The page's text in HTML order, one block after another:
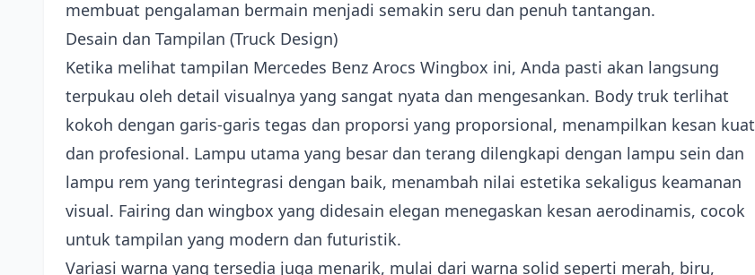
membuat pengalaman bermain menjadi semakin seru dan penuh tantangan.
Desain dan Tampilan (Truck Design)
Ketika melihat tampilan Mercedes Benz Arocs Wingbox ini, Anda pasti akan langsung
terpukau oleh detail visualnya yang sangat nyata dan mengesankan. Body truk terlihat
kokoh dengan garis-garis tegas dan proporsi yang proporsional, menampilkan kesan kuat
dan profesional. Lampu utama yang besar dan terang dilengkapi dengan lampu sein dan
lampu rem yang terintegrasi dengan baik, menambah nilai estetika sekaligus keamanan
visual. Fairing dan wingbox yang didesain elegan menegaskan kesan aerodinamis, cocok
untuk tampilan yang modern dan futuristik.
Variasi warna yang tersedia juga menarik, mulai dari warna solid seperti merah, biru,